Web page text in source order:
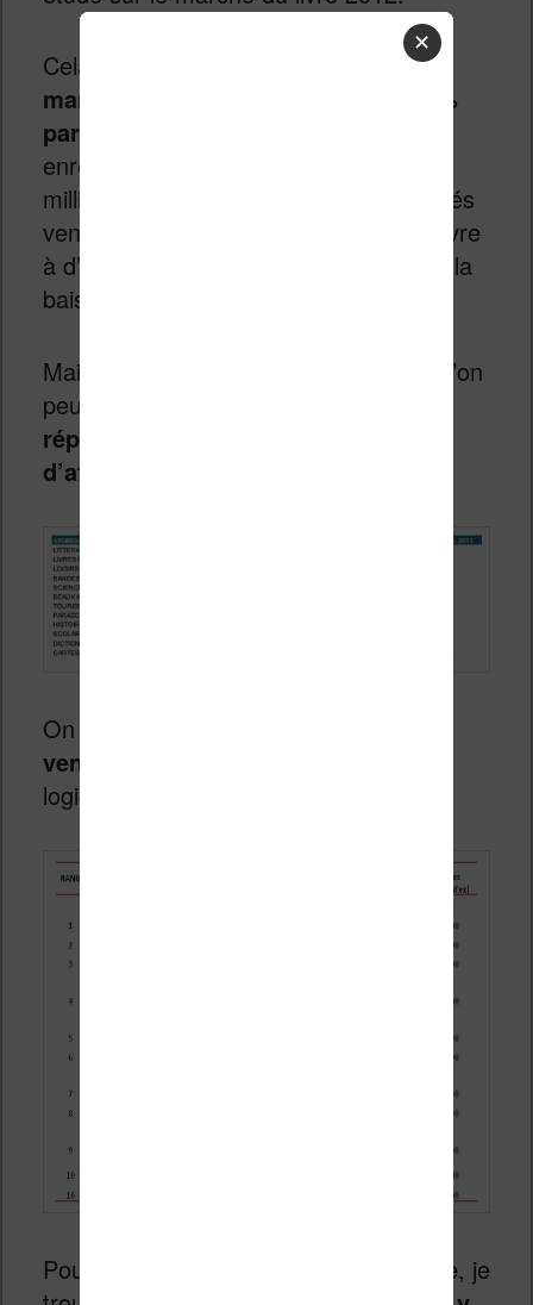
Cela n’étonnera personne, mais
le
marché a connu une baisse de 1,7 %
par rapport à l’année 2011
enregistré un chiffre d’affaire de 4,13
milliard d’euros pour 367 millions d’unités
vendues. Toutefois, si on compare le livre
à d’autres secteurs du divertissement, la
baisse semble moins importante.
Mais, voici les chiffres importants que l’on
peut retenir avec, pour commencer,
répartition et l’évolution du chiffre
d’affaire du livre par segments
On passe maintenant aux
ventes de livres 2012
logiquement par la fiction :
Pour ce qui est de la lecture numérique, je
✕